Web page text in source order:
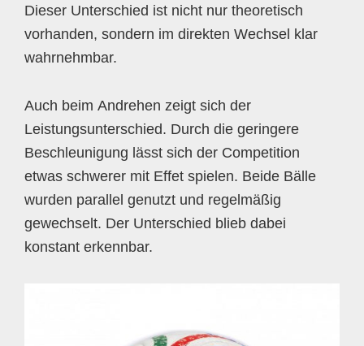
Dieser Unterschied ist nicht nur theoretisch
vorhanden, sondern im direkten Wechsel klar
wahrnehmbar.
Auch beim Andrehen zeigt sich der
Leistungsunterschied. Durch die geringere
Beschleunigung lässt sich der Competition
etwas schwerer mit Effet spielen. Beide Bälle
wurden parallel genutzt und regelmäßig
gewechselt. Der Unterschied blieb dabei
konstant erkennbar.